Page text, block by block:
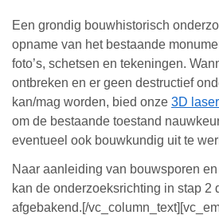
Een grondig bouwhistorisch
opname van het bestaande
foto’s, schetsen en tekeningen.
ontbreken en er geen destructief
kan/mag worden, bied onze 3D
om de bestaande toestand
eventueel ook bouwkundig uit te
Naar aanleiding van bouwsporen
kan de onderzoeksrichting in stap 2
afgebakend.[/